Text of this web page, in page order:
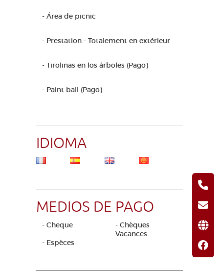
- Área de picnic
- Prestation - Totalement en extérieur
- Tirolinas en los árboles (Pago)
- Paint ball (Pago)
IDIOMA
MEDIOS DE PAGO
- Cheque
- Chèques
Vacances
- Espèces